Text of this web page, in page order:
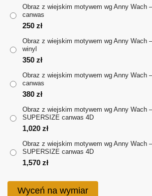
220 zł
1,570 zł
Obraz z wiejskim motywem wg Anny Wach
canwas
250 zł
Obraz z wiejskim motywem wg Anny Wach
winyl
350 zł
Obraz z wiejskim motywem wg Anny Wach
canwas
380 zł
Obraz z wiejskim motywem wg Anny Wach
SUPERSIZE canwas 4D
1,020 zł
Obraz z wiejskim motywem wg Anny Wach
SUPERSIZE canwas 4D
1,570 zł
Wyceń na wymiar